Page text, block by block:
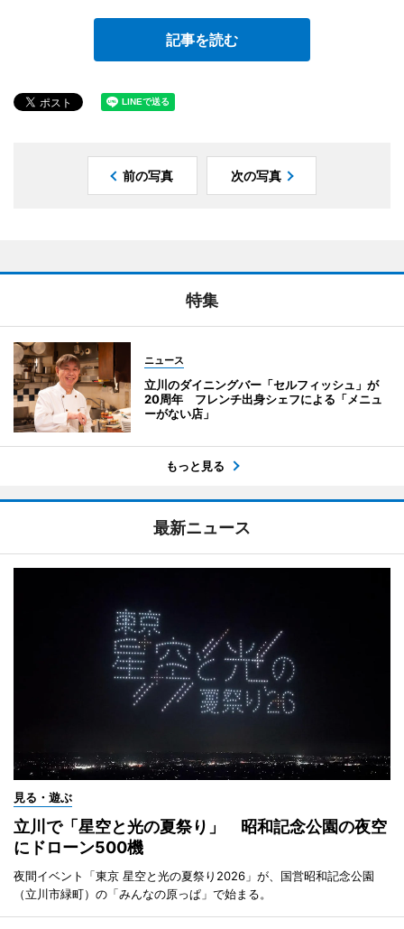
記事を読む
前の写真 次の写真
特集
ニュース
立川のダイニングバー「セルフィッシュ」が
20周年 フレンチ出身シェフによる「メニュ
ーがない店」
もっと見る
最新ニュース
見る・遊ぶ
立川で「星空と光の夏祭り」 昭和記念公園の夜空
にドローン500機
夜間イベント「東京 星空と光の夏祭り2026」が、国営昭和記念公園
（立川市緑町）の「みんなの原っぱ」で始まる。